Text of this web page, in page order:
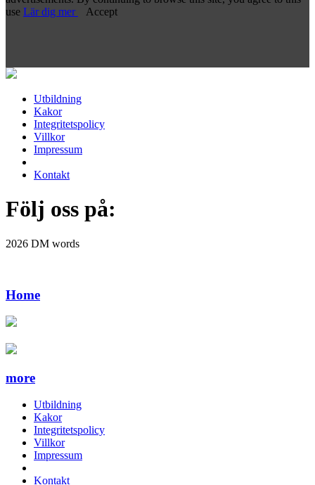
use Lär dig mer Accept
Utbildning
Kakor
Integritetspolicy
Villkor
Impressum
Kontakt
Följ oss på:
2026 DM words
Home
more
Utbildning
Kakor
Integritetspolicy
Villkor
Impressum
Kontakt